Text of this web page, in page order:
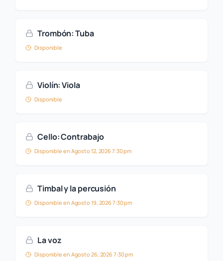
Trombón: Tuba
Disponible
Violín: Viola
Disponible
Cello: Contrabajo
Disponible en Agosto 12, 2026 7:30 pm
Timbal y la percusión
Disponible en Agosto 19, 2026 7:30 pm
La voz
Disponible en Agosto 26, 2026 7:30 pm